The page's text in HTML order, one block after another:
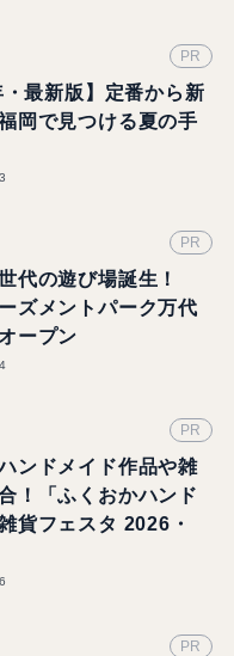
PR
・最新版】定番から新
岡で見つける夏の手
PR
代の遊び場誕生！
ズメントパーク万代
ープン
PR
ンドメイド作品や雑
！「ふくおかハンド
貨フェスタ 2026・
PR